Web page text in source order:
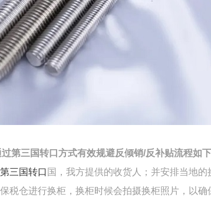
过第三国转口方式有效规避反倾销/反补贴流程如下
第三国转口 国，我方提供的收货人；并安排当地
税仓进行换柜，换柜时候会拍摄换柜照片，以确